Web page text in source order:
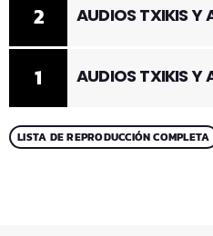
1 AUDIOS TXIKIS Y
2 AUDIOS TXIKIS Y
LISTA DE REPRODUCCIÓN COMPLETA